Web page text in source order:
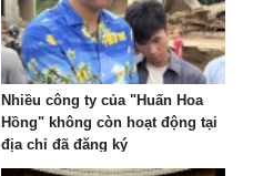
Nhiều công ty của "Huấn Hoa
Hồng" không còn hoạt động tại
địa chỉ đã đăng ký